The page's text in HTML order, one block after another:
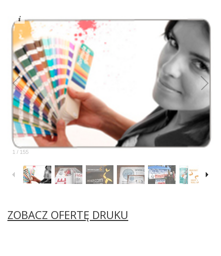
1 / 155
ZOBACZ OFERTĘ DRUKU